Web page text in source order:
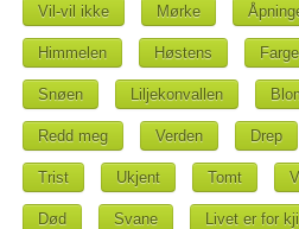
Vil-vil ikke Mørke
Himmelen Høstens
Snøen Liljekonvallen
Redd meg Verden Drep
Trist Ukjent Tomt
Død Svane Livet er for